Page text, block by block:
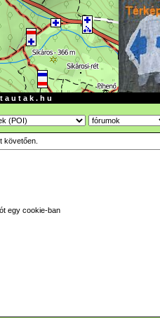
a u t a k . h u
követően.
egy cookie-ban